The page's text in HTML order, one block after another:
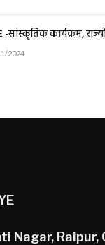
-सांस्कृतिक कार्यक्रम,
2024
Nagar,